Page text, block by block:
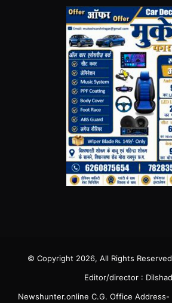
© Copyright 2026, All Rights Reserved
Editor/director :
Newshunter.online C.G. Office